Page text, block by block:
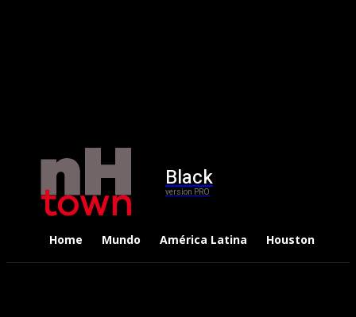
Black
version PRO
Home Mundo América Latina Houston